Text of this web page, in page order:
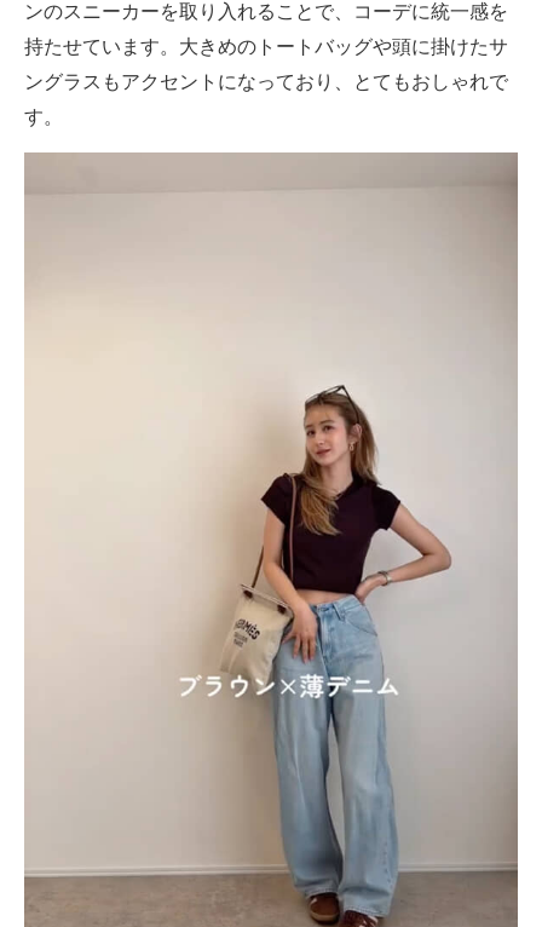
ンのスニーカーを取り入れることで、コーデに統一感を
持たせています。大きめのトートバッグや頭に掛けたサ
ングラスもアクセントになっており、とてもおしゃれで
す。